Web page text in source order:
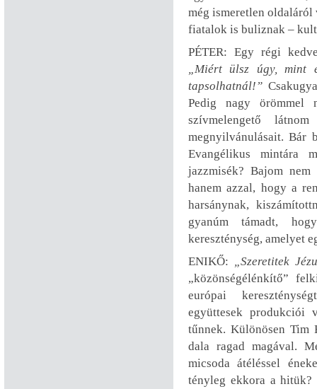
még ismeretlen oldaláról
fiatalok is buliznak –
PÉTER: Egy régi
„Miért ülsz úgy, mint
tapsolhatnál!”
Pedig nagy örömmel
szívmelengető
megnyilvánulásait. Bár
Evangélikus mintára
jazzmisék? Bajom
hanem azzal, hogy a
harsánynak,
gyanúm támadt,
kereszténység, amelyet
ENIKŐ: „Szeretitek
„közönségélénkítő”
európai
együttesek produkciói
tűnnek. Különösen Tim
dala ragad magával.
micsoda átéléssel
tényleg ekkora a hitük?